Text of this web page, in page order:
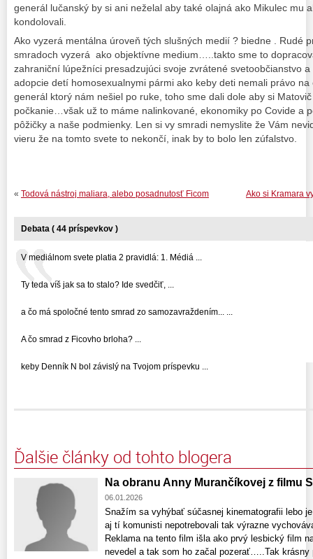
generál lučanský by si ani neželal aby také olajná ako Mikulec mu
kondolovali.
Ako vyzerá mentálna úroveň tých slušných medií ? biedne . Rudé
smradoch vyzerá ako objektívne medium…..takto sme to
zahraniční lúpežníci presadzujúci svoje zvrátené svetoobčianstvo
adopcie detí homosexualnymi pármi ako keby deti nemali právo
generál ktorý nám nešiel po ruke, toho sme dali dole aby si
počkanie…však už to máme nalinkované, ekonomiky po Covide a
pôžičky a naše podmienky. Len si vy smradi nemyslite že Vám
vieru že na tomto svete to nekončí, inak by to bolo len zúfalstvo.
Ako si Kramara
« Todová nástroj maliara, alebo posadnutosť Ficom
Debata ( 44 príspevkov )
V mediálnom svete platia 2 pravidlá: 1. Médiá ...
Ty teda víš jak sa to stalo? Ide svedčiť, ...
a čo má spoločné tento smrad zo samozavraždením... ...
A čo smrad z Ficovho brloha? ...
keby Denník N bol závislý na Tvojom príspevku ...
Ďalšie články od tohto blogera
Na obranu Anny Murančíkovej z filmu
06.01.2026
Snažím sa vyhýbať súčasnej kinematografii lebo
aj tí komunisti nepotrebovali tak výrazne
Reklama na tento film išla ako prvý lesbický film
nevedel a tak som ho začal pozerať…..Tak krásny